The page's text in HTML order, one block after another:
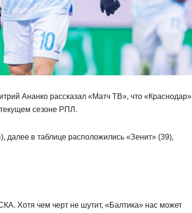
Ананко рассказал «Матч ТВ», что «Краснодар»
сезоне РПЛ.
в таблице расположились «Зенит» (39),
Хотя чем черт не шутит, «Балтика» нас может